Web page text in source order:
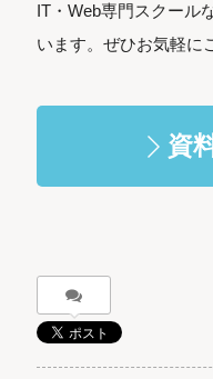
IT・Web専門スクール
います。ぜひお気軽に
資